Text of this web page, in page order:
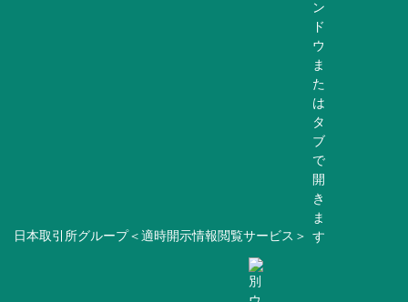
日本取引所グループ＜適時開示情報閲覧サービス＞